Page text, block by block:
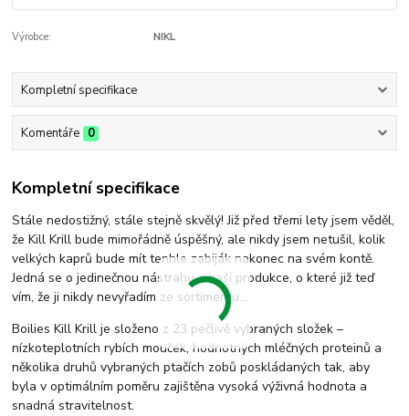
Výrobce: NIKL
Kompletní specifikace
Komentáře 0
Kompletní specifikace
Stále nedostižný, stále stejně skvělý! Již před třemi lety jsem věděl,
že Kill Krill bude mimořádně úspěšný, ale nikdy jsem netušil, kolik
velkých kaprů bude mít tenhle zabiják nakonec na svém kontě.
Jedná se o jedinečnou nástrahu z naší produkce, o které již teď
vím, že ji nikdy nevyřadím ze sortimentu…
Boilies Kill Krill je složeno z 23 pečlivě vybraných složek –
nízkoteplotních rybích mouček, hodnotných mléčných proteinů a
několika druhů vybraných ptačích zobů poskládaných tak, aby
byla v optimálním poměru zajištěna vysoká výživná hodnota a
snadná stravitelnost.